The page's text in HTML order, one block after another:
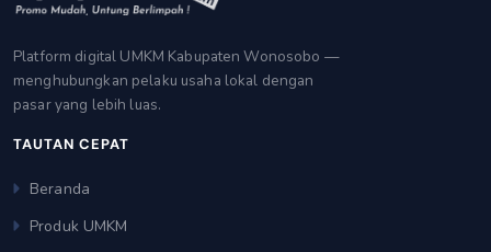
Platform digital UMKM Kabupaten Wonosobo —
menghubungkan pelaku usaha lokal dengan
pasar yang lebih luas.
TAUTAN CEPAT
Beranda
Produk UMKM